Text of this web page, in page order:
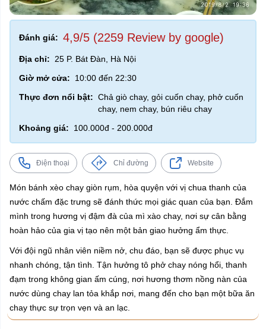
Đánh giá: 4,9/5 (2259 Review by google)
Địa chỉ:
25 P. Bát Đàn, Hà Nội
Giờ mở cửa:
10:00 đến 22:30
Thực đơn nổi bật: Chả giò chay, gỏi cuốn chay, phở cuốn
chay, nem chay, bún riêu chay
Khoảng giá:
100.000đ - 200.000đ
Điện thoại Chỉ đường Website
Món bánh xèo chay giòn rụm, hòa quyện với vị chua thanh của
nước chấm đặc trưng sẽ đánh thức mọi giác quan của bạn. Đắm
mình trong hương vị đậm đà của mì xào chay, nơi sự cân bằng
hoàn hảo của gia vị tạo nên một bản giao hưởng ẩm thực.
Với đội ngũ nhân viên niềm nở, chu đáo, bạn sẽ được phục vụ
nhanh chóng, tận tình. Tận hưởng tô phở chay nóng hổi, thanh
đạm trong không gian ấm cúng, nơi hương thơm nồng nàn của
nước dùng chay lan tỏa khắp nơi, mang đến cho bạn một bữa ăn
chay thực sự trọn vẹn và an lạc.